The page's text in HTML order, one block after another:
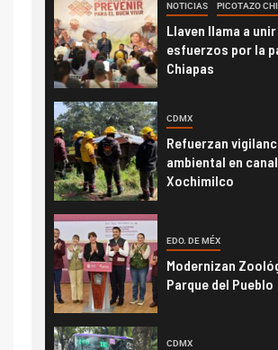
NOTICIAS PICOTAZO
Llaven llama a unir
esfuerzos por la
Chiapas
CDMX
Refuerzan
ambiental en
Xochimilco
EDO. DE MÉX
Modernizan
Parque del Pueblo
CDMX